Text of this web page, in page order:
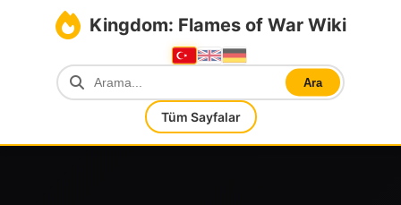
Kingdom: Flames of War Wiki
Ara
Tüm Sayfalar